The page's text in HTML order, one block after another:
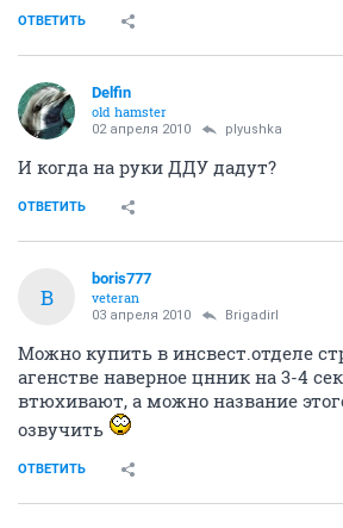
ОТВЕТИТЬ
Delfin
old hamster
02 апреля 2010 plyushka
И когда на руки ДДУ дадут?
ОТВЕТИТЬ
B
boris777
veteran
03 апреля 2010 BrigadirI
Можно купить в инсвест.отделе
агенстве наверное цнник на 3-4
втюхивают, а можно название
озвучить
ОТВЕТИТЬ